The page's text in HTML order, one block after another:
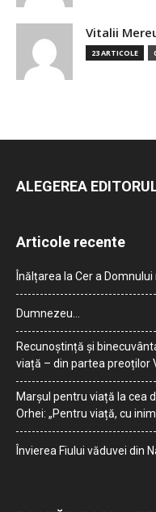
Vitalii
23 ARTICOLE
ALEGEREA
Articole recente
Înălțarea la Cer a
Dumnezeu…
Recunoștință și
viață – din partea preoților
Marșul pentru viață la cea
Orhei: „Pentru viață, cu
Învierea Fiului văduvei din